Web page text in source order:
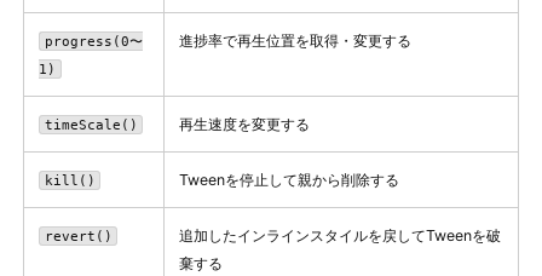
progress(0〜
1)
進捗率で再生位置を取得・変更する
timeScale() 再生速度を変更する
kill() Tweenを停止して親から削除する
revert()
追加したインラインスタイルを戻してTweenを破
棄する